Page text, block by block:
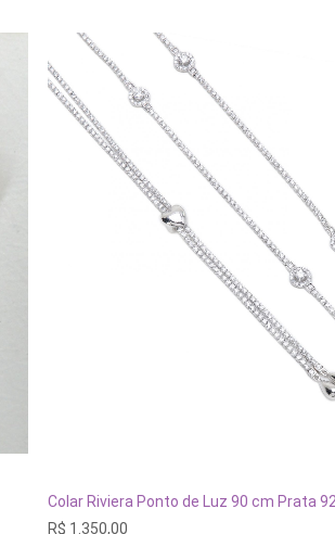
ADICIONAR AO
Colar Riviera Ponto de Luz 90 cm Prata
R$ 1.350,00